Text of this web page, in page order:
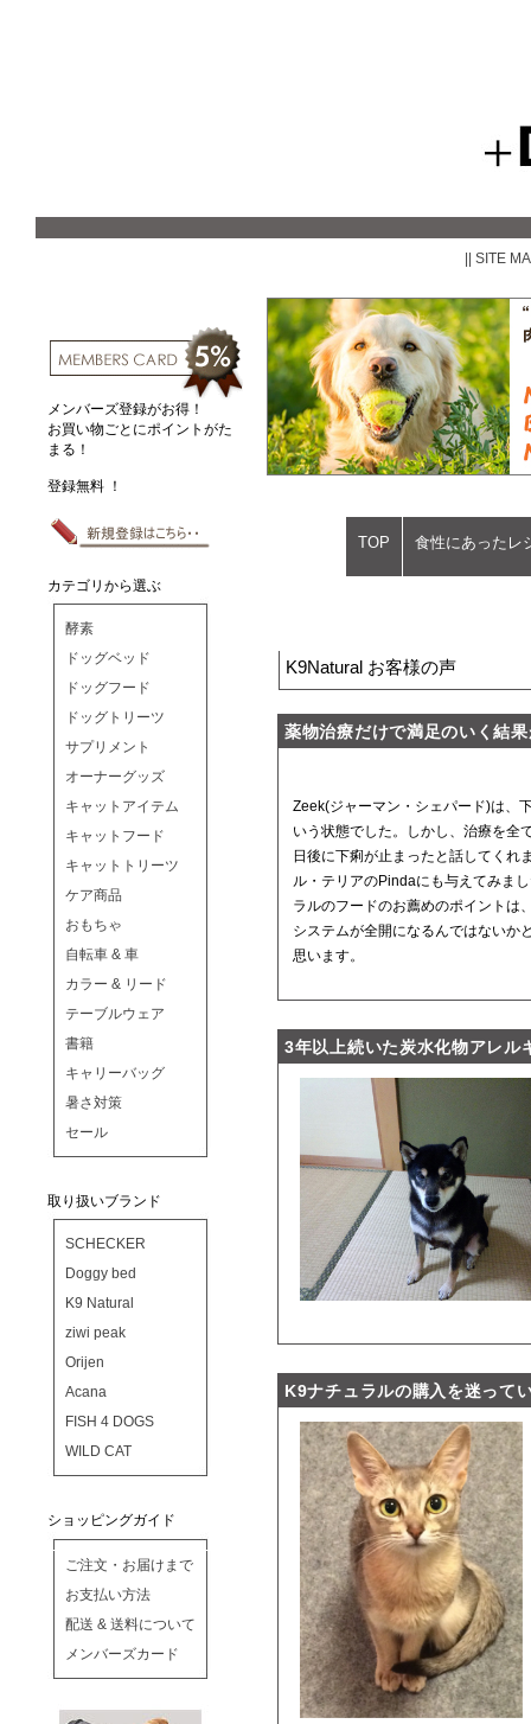
|| SITE
メンバーズ登録がお得！
お買い物ごとにポイントがた
まる！
登録無料 ！
カテゴリから選ぶ
酵素
ドッグベッド
ドッグフード
ドッグトリーツ
サプリメント
オーナーグッズ
キャットアイテム
キャットフード
キャットトリーツ
ケア商品
おもちゃ
自転車 & 車
カラー & リード
テーブルウェア
書籍
キャリーバッグ
暑さ対策
セール
取り扱いブランド
SCHECKER
Doggy bed
K9 Natural
ziwi peak
Orijen
Acana
FISH 4 DOGS
WILD CAT
ショッピングガイド
ご注文・お届けまで
お支払い方法
配送 & 送料について
メンバーズカード
TOP 食性にあったレ
K9Natural お客様の声
薬物治療だけで満足のいく結
Zeek(ジャーマン・シェパード)は、
いう状態でした。しかし、治療を全
日後に下痢が止まったと話してくれ
ル・テリアのPindaにも与えてみま
ラルのフードのお薦めのポイントは
システムが全開になるんではないか
思います。
3年以上続いた炭水化物アレル
K9ナチュラルの購入を迷って